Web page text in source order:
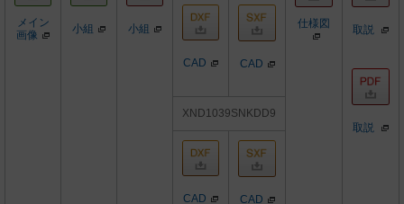
メイン
画像
小組 小組 仕様図 取説
取説
CAD CAD
XND1039SNKDD9
CAD CAD